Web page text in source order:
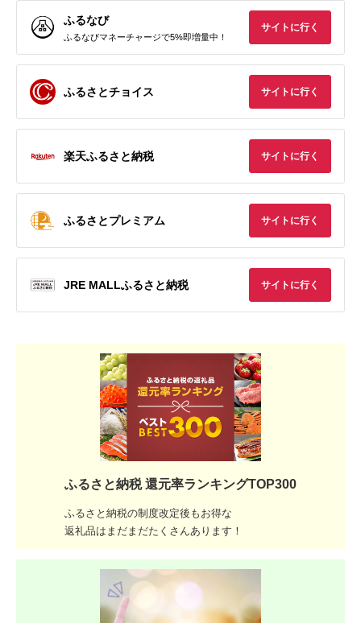
ふるなび
ふるなびマネーチャージで5%即増量中！
サイトに行く
ふるさとチョイス サイトに行く
楽天ふるさと納税 サイトに行く
ふるさとプレミアム サイトに行く
JRE MALLふるさと納税 サイトに行く
ふるさと納税 還元率ランキングTOP300
ふるさと納税の制度改定後もお得な
返礼品はまだまだたくさんあります！